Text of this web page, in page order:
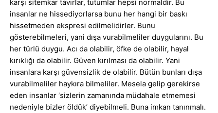
karşı sitemkar tavırlar, tutumlar hepsi normaldir. Bu
insanlar ne hissediyorlarsa bunu her hangi bir baskı
hissetmeden ekspresi edilmelidirler. Bunu
gösterebilmeleri, yani dışa vurabilmeliler duygularını. Bu
her türlü duygu. Acı da olabilir, öfke de olabilir, hayal
kırıklığı da olabilir. Güven kırılması da olabilir. Yani
insanlara karşı güvensizlik de olabilir. Bütün bunları dışa
vurabilmeliler haykıra bilmeliler. Mesela gelip gerekirse
eden insanlar ‘sizlerin zamanında müdahale etmemesi
nedeniyle bizler öldük’ diyebilmeli. Buna imkan tanınmalı.